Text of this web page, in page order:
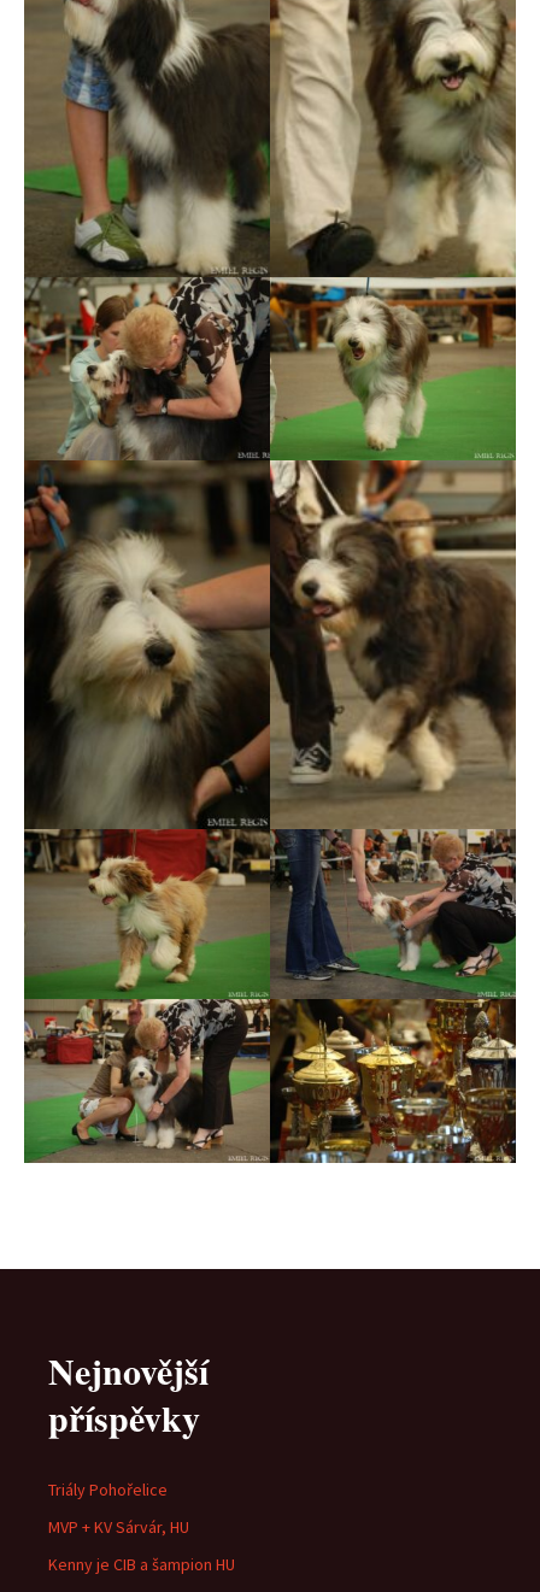
Nejnovější
příspěvky
Triály Pohořelice
MVP + KV Sárvár, HU
Kenny je CIB a šampion HU